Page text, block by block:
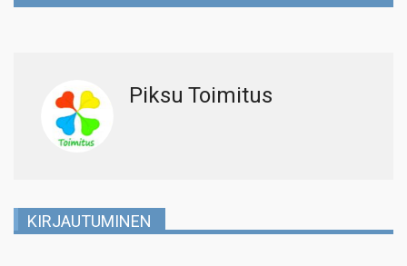
Piksu Toimitus
KIRJAUTUMINEN